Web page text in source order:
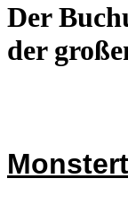
Der
der